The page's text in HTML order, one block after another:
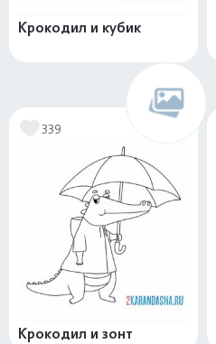
Крокодил и кубик
339
Крокодил и зонт